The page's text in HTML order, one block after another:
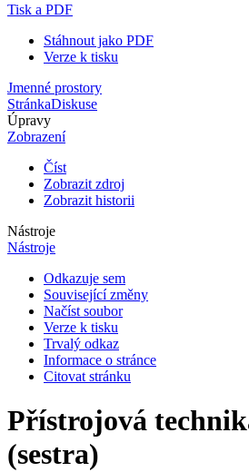
Tisk a PDF
Stáhnout jako PDF
Verze k tisku
Jmenné prostory
StránkaDiskuse
Úpravy
Zobrazení
Číst
Zobrazit zdroj
Zobrazit historii
Nástroje
Nástroje
Odkazuje sem
Související změny
Načíst soubor
Verze k tisku
Trvalý odkaz
Informace o stránce
Citovat stránku
Přístrojová
(sestra)